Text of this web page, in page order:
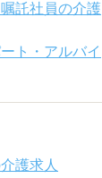
託社員の介護
ト・アルバイ
護求人